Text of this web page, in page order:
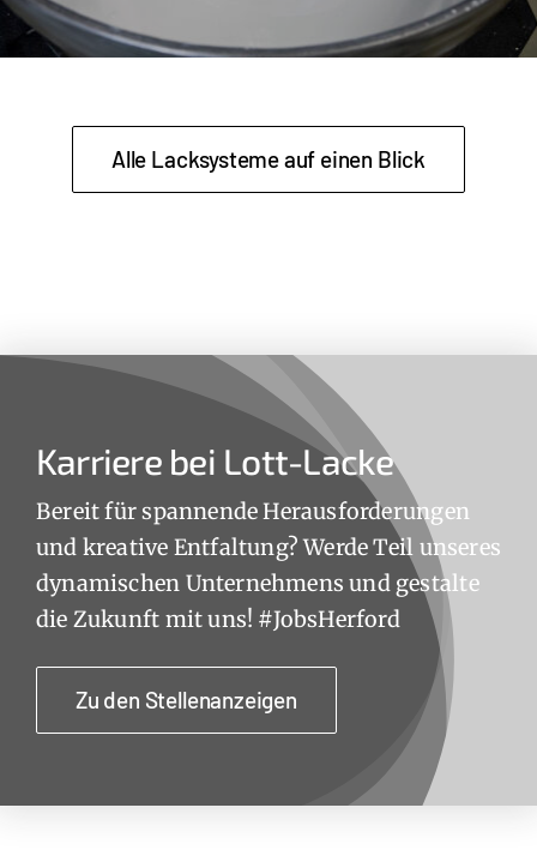
Alle Lacksysteme auf einen Blick
Karriere bei Lott-Lacke
Bereit für spannende Herausforderungen
und kreative Entfaltung? Werde Teil unseres
dynamischen Unternehmens und gestalte
die Zukunft mit uns! #JobsHerford
Zu den Stellenanzeigen